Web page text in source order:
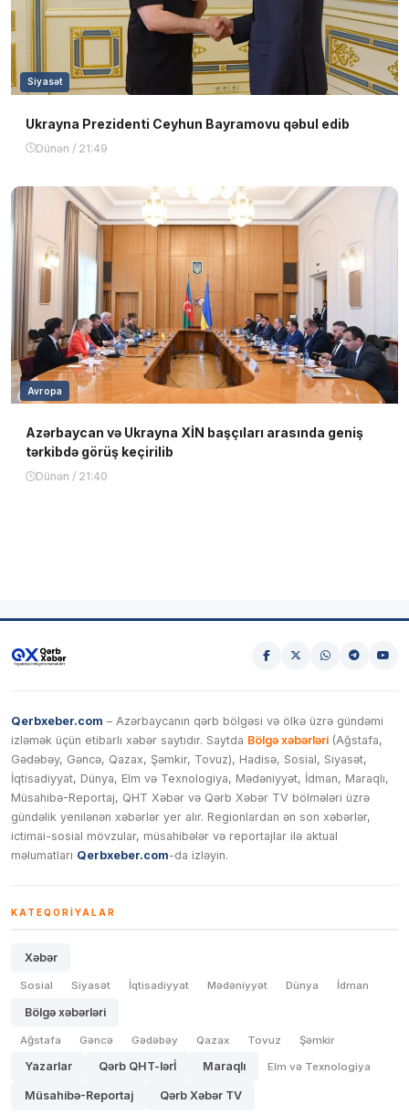
Siyasət
Ukrayna Prezidenti Ceyhun Bayramovu qəbul edib
Dünən / 21:49
Avropa
Azərbaycan və Ukrayna XİN başçıları arasında geniş
tərkibdə görüş keçirilib
Dünən / 21:40
Qerbxeber.com – Azərbaycanın qərb bölgəsi və ölkə üzrə gündəmi
izləmək üçün etibarlı xəbər saytıdır. Saytda Bölgə xəbərləri (Ağstafa,
Gədəbəy, Gəncə, Qazax, Şəmkir, Tovuz), Hadisə, Sosial, Siyasət,
İqtisadiyyat, Dünya, Elm və Texnologiya, Mədəniyyət, İdman, Maraqlı,
Müsahibə-Reportaj, QHT Xəbər və Qərb Xəbər TV bölmələri üzrə
gündəlik yenilənən xəbərlər yer alır. Regionlardan ən son xəbərlər,
ictimai-sosial mövzular, müsahibələr və reportajlar ilə aktual
məlumatları Qerbxeber.com-da izləyin.
KATEQORIYALAR
Xəbər
Sosial Siyasət İqtisadiyyat Mədəniyyət Dünya İdman
Bölgə xəbərləri
Ağstafa Gəncə Gədəbəy Qazax Tovuz Şəmkir
Yazarlar Qərb QHT-lərİ Maraqlı Elm və Texnologiya
Müsahibə-Reportaj Qərb Xəbər TV